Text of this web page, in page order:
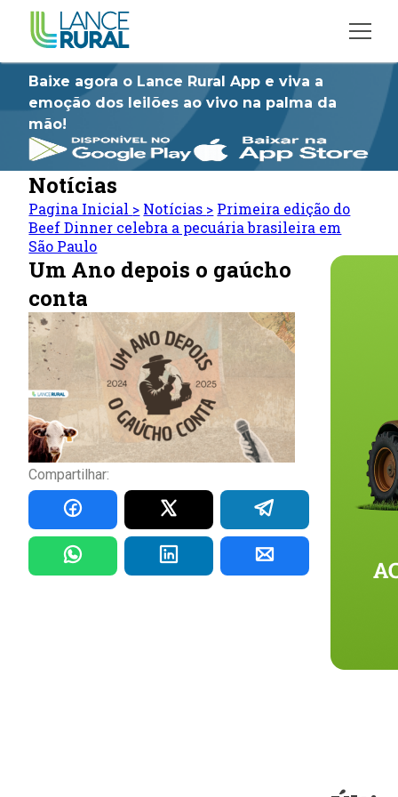
Baixe agora o Lance Rural App e viva a
emoção dos leilões ao vivo na palma da
mão!
Notícias
Pagina Inicial > Notícias > Primeira edição do
Beef Dinner celebra a pecuária brasileira em
São Paulo
Um Ano depois o gaúcho
conta
Compartilhar: